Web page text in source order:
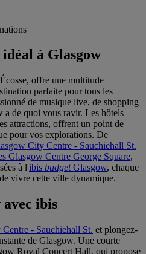
à Glasgow
offre une multitude
parfaite pour tous les
de musique live, de shopping
a de quoi vous ravir. Les hôtels
attractions, offrent un point de
pour vos explorations. De
City Centre - Sauchiehall St.
Glasgow Centre George Square,
à l'ibis budgetGlasgow, chaque
vivre cette ville dynamique.
ibis
- Sauchiehall St. et plongez-
de Glasgow. Une courte
Royal Concert Hall, qui propose